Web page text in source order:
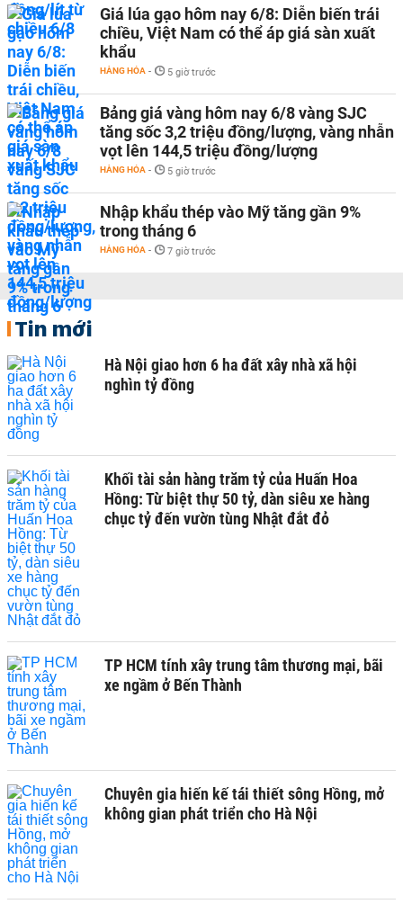
Giá lúa gạo hôm nay 6/8: Diễn biến trái
chiều, Việt Nam có thể áp giá sàn xuất
khẩu
HÀNG HÓA - 5 giờ trước
Bảng giá vàng hôm nay 6/8 vàng SJC
tăng sốc 3,2 triệu đồng/lượng, vàng nhẫn
vọt lên 144,5 triệu đồng/lượng
HÀNG HÓA - 5 giờ trước
Nhập khẩu thép vào Mỹ tăng gần 9%
trong tháng 6
HÀNG HÓA - 7 giờ trước
Tin mới
Hà Nội giao hơn 6 ha đất xây nhà xã hội
nghìn tỷ đồng
Khối tài sản hàng trăm tỷ của Huấn Hoa
Hồng: Từ biệt thự 50 tỷ, dàn siêu xe hàng
chục tỷ đến vườn tùng Nhật đắt đỏ
TP HCM tính xây trung tâm thương mại, bãi
xe ngầm ở Bến Thành
Chuyên gia hiến kế tái thiết sông Hồng, mở
không gian phát triển cho Hà Nội